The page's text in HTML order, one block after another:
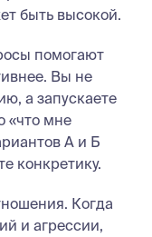
быть высокой.
помогают
Вы не
а запускаете
«что мне
А и Б
конкретику.
Когда
и агрессии,